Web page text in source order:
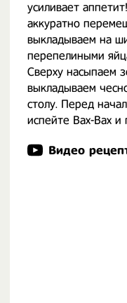
усиливает
аккуратно
выкладываем на
перепелиными
Сверху насыпаем
выкладываем
столу. Перед
испейте Вах-Вах и
Видео